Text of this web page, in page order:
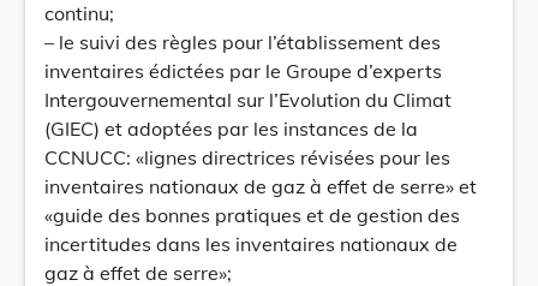
continu;
– le suivi des règles pour l’établissement des
inventaires édictées par le Groupe d’experts
Intergouvernemental sur l’Evolution du Climat
(GIEC) et adoptées par les instances de la
CCNUCC: «lignes directrices révisées pour les
inventaires nationaux de gaz à effet de serre» et
«guide des bonnes pratiques et de gestion des
incertitudes dans les inventaires nationaux de
gaz à effet de serre»;